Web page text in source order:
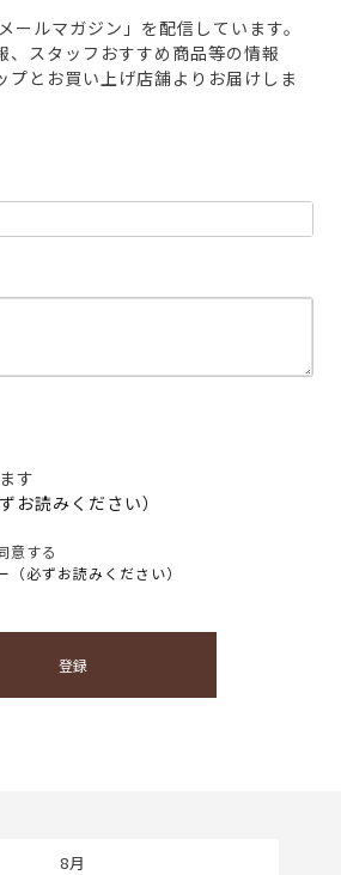
ールマガジン」を配信しています。
、スタッフおすすめ商品等の情報
プとお買い上げ店舗よりお届けしま
す
お読みください）
意する
（必ずお読みください）
登録
8月